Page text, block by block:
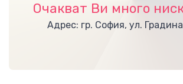
Очакват Ви много
Адрес: гр. София, ул.